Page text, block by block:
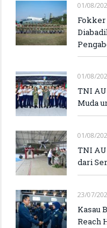
01/08/
Fokker
01/08/
TNI
Muda
01/08/
TNI
dari
23/07/
Kasau
Reach